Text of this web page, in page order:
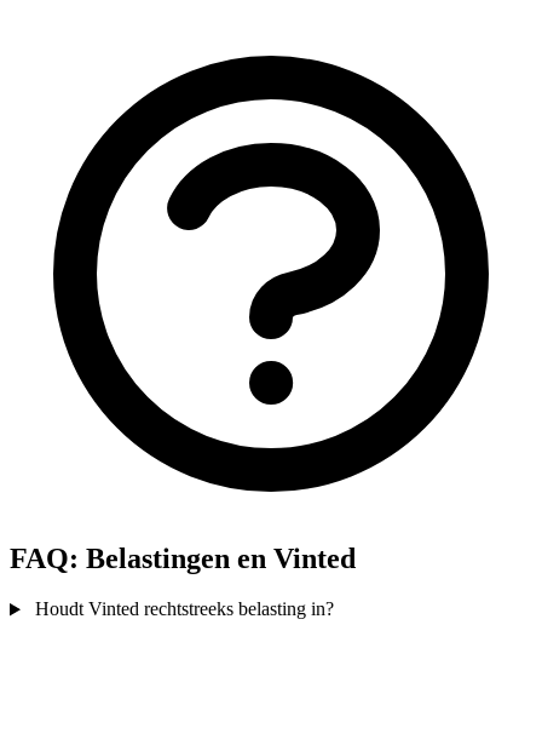
FAQ: Belastingen en Vinted
Houdt Vinted rechtstreeks belasting in?